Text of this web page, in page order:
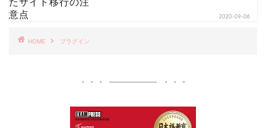
2020-09-06
HOME プラグイン